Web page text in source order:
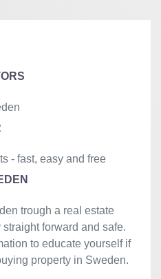
- fast, easy and free
trough a real estate
forward and safe.
to educate yourself if
property in Sweden.